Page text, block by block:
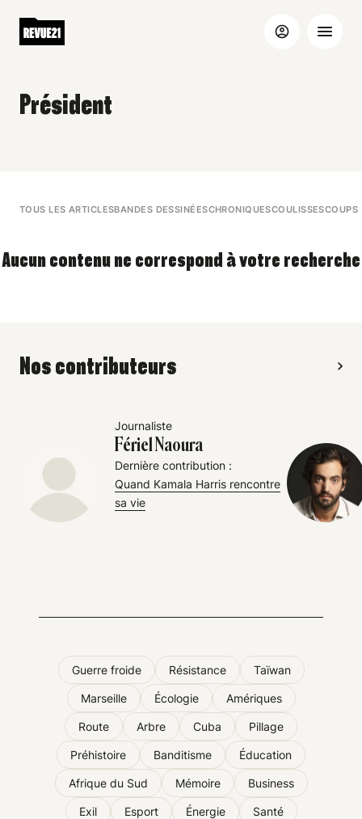
Président
TOUS LES ARTICLESBANDES DESSINÉESCHRONIQUESCOULISSESCOUPS
Aucun contenu ne correspond à votre recherche
Nos contributeurs
Journaliste
Fériel Naoura
Dernière contribution :
Quand Kamala Harris rencontre
sa vie
Guerre froide Résistance Taïwan
Marseille Écologie Amériques
Route Arbre Cuba Pillage
Préhistoire Banditisme Éducation
Afrique du Sud Mémoire Business
Exil Esport Énergie Santé